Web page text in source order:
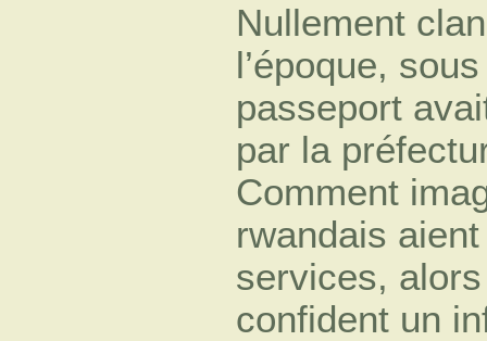
Nullement
l’époque,
passeport
par la
Comment
rwandais
services,
confident un